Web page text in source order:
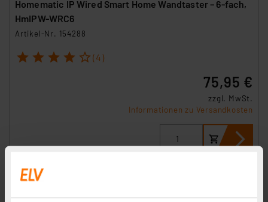
Homematic IP Wired Smart Home Wandtaster – 6-fach,
HmIPW-WRC6
Artikel-Nr. 154288
1 2 3 4 5 (4)
75,95 €
zzgl. MwSt.
Informationen zu Versandkosten